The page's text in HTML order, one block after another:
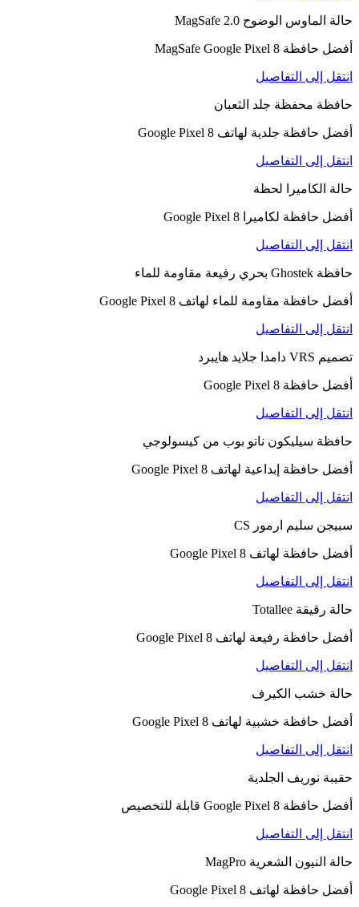
حالة الماوس الوضوح 2.0 MagSafe
أفضل حافظة MagSafe Google Pixel 8
انتقل إلى التفاصيل
حافظة محفظة جلد الثعبان
أفضل حافظة جلدية لهاتف Google Pixel 8
انتقل إلى التفاصيل
حالة الكاميرا لحظة
أفضل حافظة لكاميرا Google Pixel 8
انتقل إلى التفاصيل
حافظة Ghostek بحري رفيعة مقاومة للماء
أفضل حافظة مقاومة للماء لهاتف Google Pixel 8
انتقل إلى التفاصيل
تصميم VRS دامدا جلايد هايبرد
أفضل حافظة Google Pixel 8
انتقل إلى التفاصيل
حافظة سيليكون نانو بوب من كيسولوجي
أفضل حافظة إبداعية لهاتف Google Pixel 8
انتقل إلى التفاصيل
سبيجن سليم ارمور CS
أفضل حافظة لهاتف Google Pixel 8
انتقل إلى التفاصيل
حالة رقيقة Totallee
أفضل حافظة رفيعة لهاتف Google Pixel 8
انتقل إلى التفاصيل
حالة خشب الكيرف
أفضل حافظة خشبية لهاتف Google Pixel 8
انتقل إلى التفاصيل
حقيبة نوريف الجلدية
أفضل حافظة Google Pixel 8 قابلة للتخصيص
انتقل إلى التفاصيل
حالة النيون الشعرية MagPro
أفضل حافظة لهاتف Google Pixel 8